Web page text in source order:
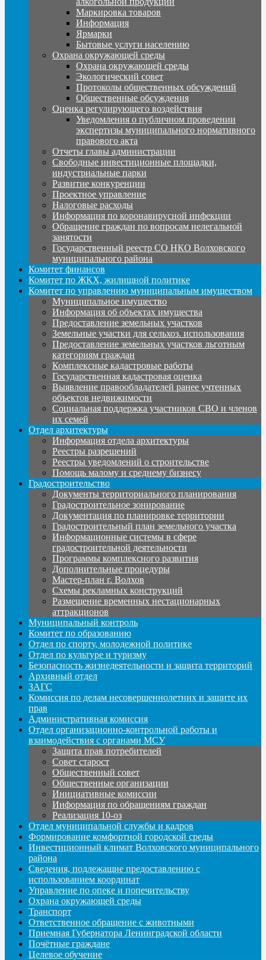
Маркировка товаров
Информация
Ярмарки
Бытовые услуги населению
Охрана окружающей среды
Охрана окружающей среды
Экологический совет
Протоколы общественных обсуждений
Общественные обсуждения
Оценка регулирующего воздействия
Уведомления о публичном проведении
экспертизы муниципального нормативного
правового акта
Отчеты главы администрации
Свободные инвестиционные площадки,
индустриальные парки
Развитие конкуренции
Проектное управление
Налоговые расходы
Информация по коронавирусной инфекции
Обращение граждан по вопросам нелегальной
занятости
Государственный реестр СО НКО Волховского
муниципального района
Комитет финансов
Комитет по ЖКХ, жилищной политике
Комитет по управлению муниципальным имуществом
Муниципальное имущество
Информация об объектах имущества
Предоставление земельных участков
Земельные участки для сельхоз. использования
Предоставление земельных участков льготным
категориям граждан
Комплексные кадастровые работы
Государственная кадастровая оценка
Выявление правообладателей ранее учтенных
объектов недвижимости
Социальная поддержка участников СВО и членов
их семей
Отдел архитектуры
Информация отдела архитектуры
Реестры разрешений
Реестры уведомлений о строительстве
Помощь малому и среднему бизнесу
Градостроительство
Документы территориального планирования
Градостроительное зонирование
Документация по планировке территории
Градостроительный план земельного участка
Информационные системы в сфере
градостроительной деятельности
Программы комплексного развития
Дополнительные процедуры
Мастер-план г. Волхов
Схемы рекламных конструкций
Размещение временных нестационарных
аттракционов
Муниципальный контроль
Комитет по образованию
Отдел по спорту, молодежной политике
Отдел по культуре и туризму
Безопасность жизнедеятельности и защита территорий
Архивный отдел
ЗАГС
Комиссия по делам несовершеннолетних и защите их
прав
Административная комиссия
Отдел организационно-контрольной работы и
взаимодействия с органами МСУ
Защита прав потребителей
Совет старост
Общественный совет
Общественные организации
Инициативные комиссии
Информация по обращениям граждан
Реализация 10-оз
Отдел муниципальной службы и кадров
Формирование комфортной городской среды
Инвестиционный климат Волховского муниципального
района
Сведения, подлежащие предоставлению с
использованием координат
Управление по опеке и попечительству
Охрана окружающей среды
Транспорт
Ответственное обращение с животными
Приемная Губернатора Ленинградской области
Почётные граждане
Целевое обучение